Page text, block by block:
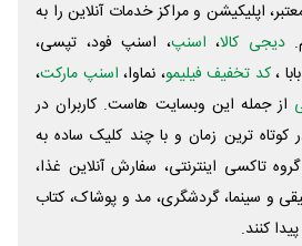
اپلیکیشن و مراکز خدمات آنلاین را به
دیجی کالا، اسنپ، اسنپ فود، تپسی،
،کد تخفیف فیلیمو، نماوا، اسنپ مارکت،
از جمله این وبسایت ‌هاست. کاربران در
کوتاه ترین زمان و با چند کلیک ساده به
تاکسی اینترنتی، سفارش آنلاین غذا،
و سینما، گردشگری، مد و پوشاک، کتاب
کنند.